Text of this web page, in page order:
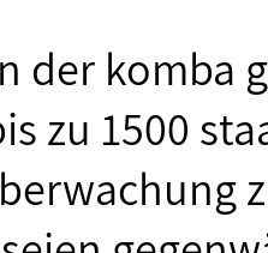
der
zu 1500